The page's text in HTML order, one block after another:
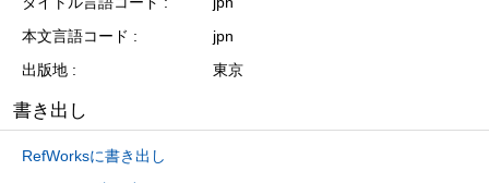
本文言語コード
jpn
出版地
東京
書き出し
RefWorksに書き出し